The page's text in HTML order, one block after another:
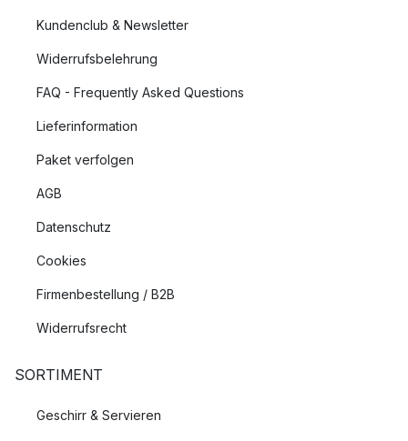
Kundenclub & Newsletter
Widerrufsbelehrung
FAQ - Frequently Asked Questions
Lieferinformation
Paket verfolgen
AGB
Datenschutz
Cookies
Firmenbestellung / B2B
Widerrufsrecht
SORTIMENT
Geschirr & Servieren